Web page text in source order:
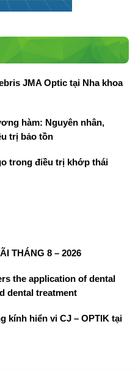
JMA Optic tại Nha khoa
hàm: Nguyên nhân,
trị bảo tồn
trong điều trị khớp thái
THÁNG 8 – 2026
the application of dental
dental treatment
kính hiển vi CJ – OPTIK tại